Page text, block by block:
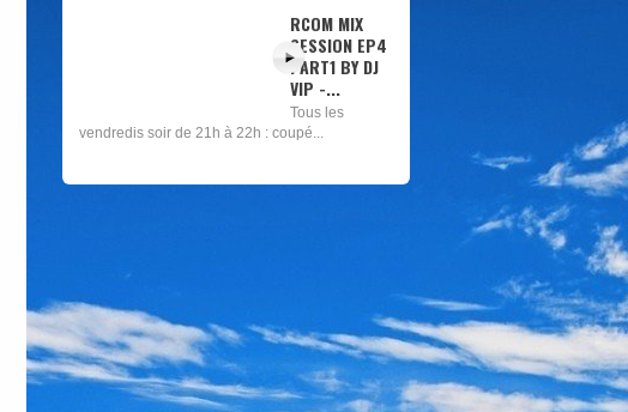
RCOM MIX
SESSION EP6
- DANCEHALL
Tous les
vendredis soir
de 21h à 22h : coupé...